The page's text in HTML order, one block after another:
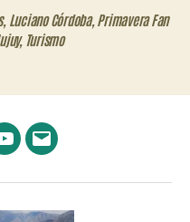
, Luciano Córdoba, Primavera Fan
, Turismo
YouTubeCorreo